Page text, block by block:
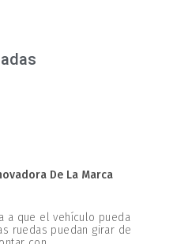
De La Marca
a que el vehículo pueda
ruedas puedan girar de